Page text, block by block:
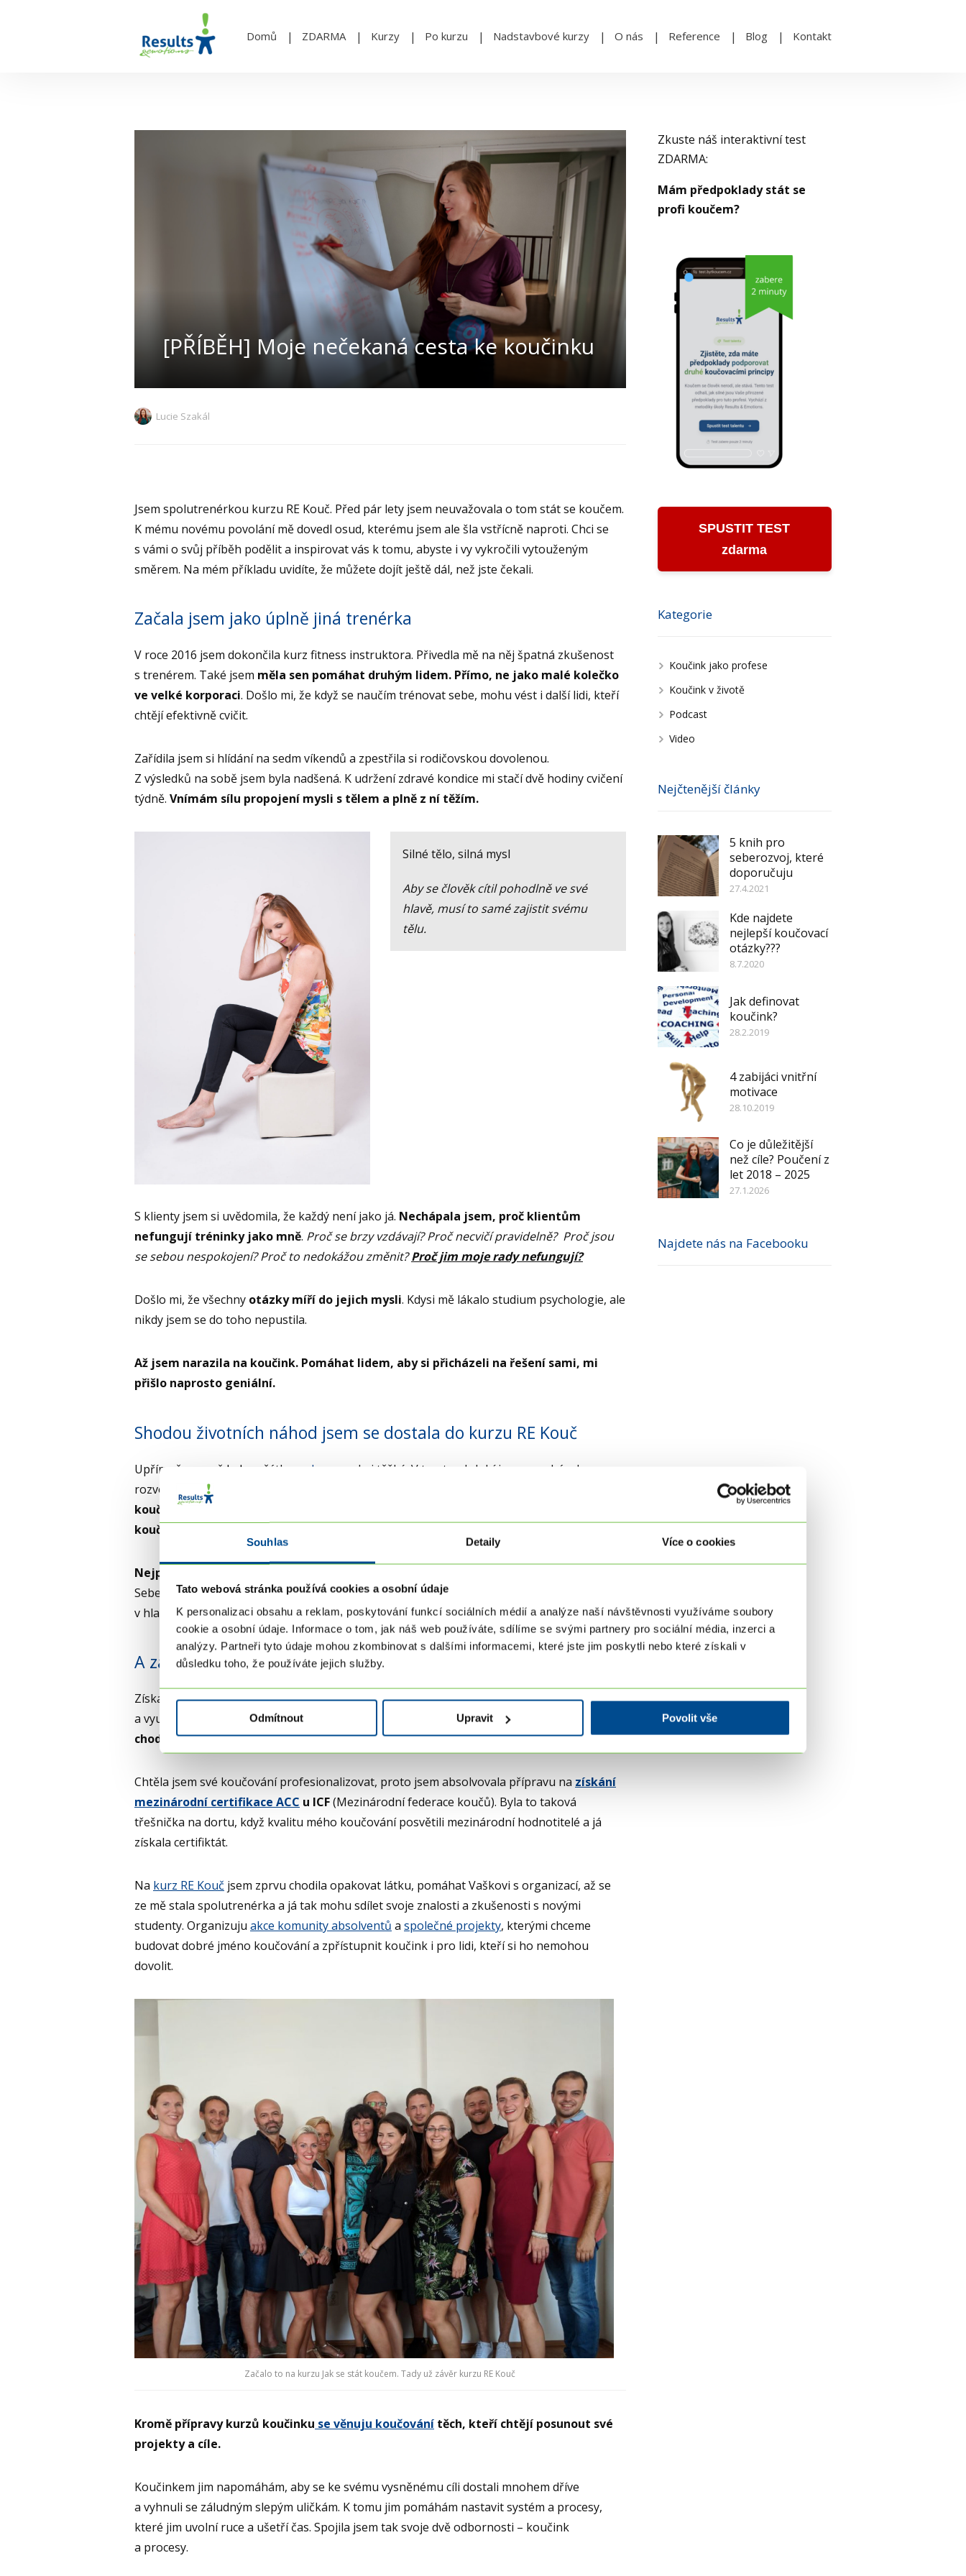
Souhlas Detaily Více o cookies
Tato webová stránka používá cookies a osobní údaje
K personalizaci obsahu a reklam, poskytování funkcí sociálních médií a analýze naší návštěvnosti využíváme soubory
cookie a osobní údaje. Informace o tom, jak náš web používáte, sdílíme se svými partnery pro sociální média, inzerci a
analýzy. Partneři tyto údaje mohou zkombinovat s dalšími informacemi, které jste jim poskytli nebo které získali v
důsledku toho, že používáte jejich služby.
Odmítnout Upravit Povolit vše
Domů ZDARMA Kurzy Po kurzu Nadstavbové kurzy O nás Reference Blog Kontakt
[PŘÍBĚH] Moje nečekaná cesta ke koučinku
Lucie Szakál
Jsem spolutrenérkou kurzu RE Kouč. Před pár lety jsem neuvažovala o tom stát se koučem.
K mému novému povolání mě dovedl osud, kterému jsem ale šla vstřícně naproti. Chci se
s vámi o svůj příběh podělit a inspirovat vás k tomu, abyste i vy vykročili vytouženým
směrem. Na mém příkladu uvidíte, že můžete dojít ještě dál, než jste čekali.
Začala jsem jako úplně jiná trenérka
V roce 2016 jsem dokončila kurz fitness instruktora. Přivedla mě na něj špatná zkušenost
s trenérem. Také jsem měla sen pomáhat druhým lidem. Přímo, ne jako malé kolečko
ve velké korporaci. Došlo mi, že když se naučím trénovat sebe, mohu vést i další lidi, kteří
chtějí efektivně cvičit.
Zařídila jsem si hlídání na sedm víkendů a zpestřila si rodičovskou dovolenou.
Z výsledků na sobě jsem byla nadšená. K udržení zdravé kondice mi stačí dvě hodiny cvičení
týdně. Vnímám sílu propojení mysli s tělem a plně z ní těžím.
Silné tělo, silná mysl
Aby se člověk cítil pohodlně ve své
hlavě, musí to samé zajistit svému
tělu.
S klienty jsem si uvědomila, že každý není jako já. Nechápala jsem, proč klientům
nefungují tréninky jako mně. Proč se brzy vzdávají? Proč necvičí pravidelně? Proč jsou
se sebou nespokojení? Proč to nedokážou změnit?Proč jim moje rady nefungují?
Došlo mi, že všechny otázky míří do jejich mysli. Kdysi mě lákalo studium psychologie, ale
nikdy jsem se do toho nepustila.
Až jsem narazila na koučink. Pomáhat lidem, aby si přicházeli na řešení sami, mi
přišlo naprosto geniální.
Shodou životních náhod jsem se dostala do kurzu RE Kouč
Upřímně pro mě byly začátky na kurzu
velmi těžké. V tomto období jsem procházela
rozvodem a dalšími velkými změnami. V hlavě jsem měla neuvěřitelný zmatek.
koučinku se mi otevíraly oči
koučinku dávala naprostý smysl
Nejprve jsem nové dovednosti využila pro sebe, pro uspořádání svých myšlenek
Sebekoučink a koučování od ostatních účastníků kurzu mi pomohlo uklidit nepořádek
v hlavě do přehledných poliček a dát svému novému životu správný směr.
A začala jsem koučovat
Získala jsem první klienty. Nejprve jsem vedla konzultace k jídelníčku nebo cvičení
a využívala při nich koučovacích dovedností.
Když jsem pochopila, že lidé, kteří za mnou
chodí, spíše potřebují upravit svůj život než radu, začala jsem plně koučovat.
Chtěla jsem své koučování profesionalizovat, proto jsem absolvovala přípravu na získání
mezinárodní certifikace ACC u ICF(Mezinárodní federace koučů). Byla to taková
třešnička na dortu, když kvalitu mého koučování posvětili mezinárodní hodnotitelé a já
získala certifiktát.
Na kurz RE Kouč jsem zprvu chodila opakovat látku, pomáhat Vaškovi s organizací, až se
ze mě stala spolutrenérka a já tak mohu sdílet svoje znalosti a zkušenosti s novými
studenty. Organizuju akce komunity absolventů a společné projekty, kterými chceme
budovat dobré jméno koučování a zpřístupnit koučink i pro lidi, kteří si ho nemohou
dovolit.
Začalo to na kurzu Jak se stát koučem. Tady už závěr kurzu RE Kouč
Kromě přípravy kurzů koučinku se věnuju koučování těch, kteří chtějí posunout své
projekty a cíle.
Koučinkem jim napomáhám, aby se ke svému vysněnému cíli dostali mnohem dříve
a vyhnuli se záludným slepým uličkám. K tomu jim pomáhám nastavit systém a procesy,
které jim uvolní ruce a ušetří čas. Spojila jsem tak svoje dvě odbornosti – koučink
a procesy.
Zkuste náš interaktivní test
ZDARMA:
Mám předpoklady stát se
profi koučem?
SPUSTIT TEST
zdarma
Kategorie
Koučink jako profese
Koučink v životě
Podcast
Video
Nejčtenější články
5 knih pro
seberozvoj, které
doporučuju
27.4.2021
Kde najdete
nejlepší koučovací
otázky???
8.7.2020
Jak definovat
koučink?
28.2.2019
4 zabijáci vnitřní
motivace
28.10.2019
Co je důležitější
než cíle? Poučení z
let 2018 – 2025
27.1.2026
Najdete nás na Facebooku